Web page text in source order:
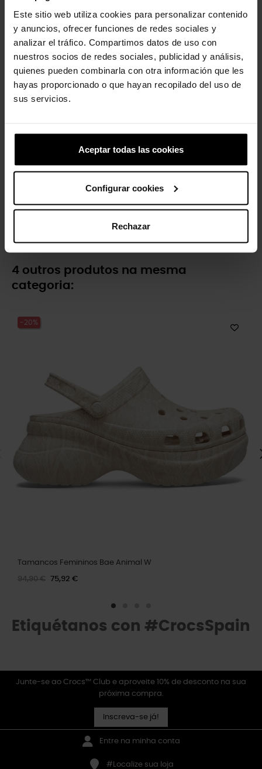
Este sitio web utiliza cookies para personalizar contenido
y anuncios, ofrecer funciones de redes sociales y
analizar el tráfico. Compartimos datos de uso con
nuestros socios de redes sociales, publicidad y análisis,
quienes pueden combinarla con otra información que les
hayas proporcionado o que hayan recopilado del uso de
sus servicios.
Aceptar todas las cookies
Configurar cookies
Rechazar
Clientes que compraram este
produto também compraram:
-30%
clássicos...
16,99 €
4 outros produtos na mesma
categoria:
-20%
Tamancos Femininos Bae Animal W
94,90 € 75,92 €
Etiquétanos con #CrocsSpain
Junte-se ao Crocs™ Club e aproveite 10% de desconto na sua
próxima compra.
Inscreva-se já!
Entre na minha conta
#Localize sua loja